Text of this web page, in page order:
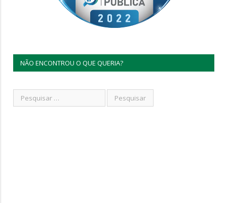
NÃO ENCONTROU O QUE QUERIA?